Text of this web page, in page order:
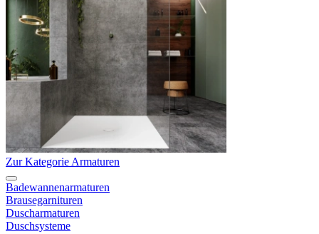
Zur Kategorie Armaturen
Badewannenarmaturen
Brausegarnituren
Duscharmaturen
Duschsysteme